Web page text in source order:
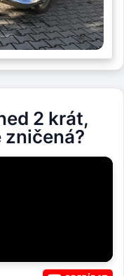
2 krát,
zničená?